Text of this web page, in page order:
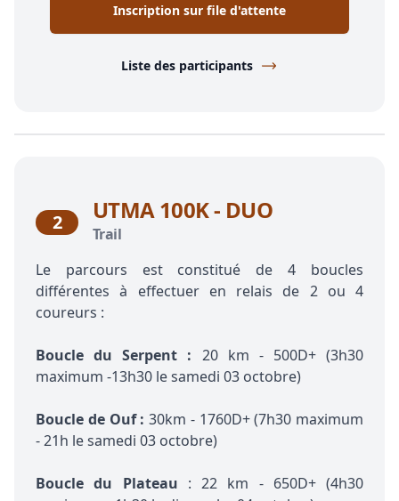
Inscription sur file d'attente
Liste des participants
2 UTMA 100K - DUO
Trail
Le parcours est constitué de 4 boucles
différentes à effectuer en relais de 2 ou 4
coureurs :
Boucle du Serpent : 20 km - 500D+ (3h30
maximum -13h30 le samedi 03 octobre)
Boucle de Ouf : 30km - 1760D+ (7h30 maximum
- 21h le samedi 03 octobre)
Boucle du Plateau : 22 km - 650D+ (4h30